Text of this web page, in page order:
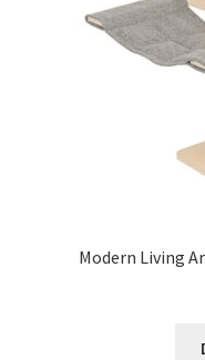
Modern Living